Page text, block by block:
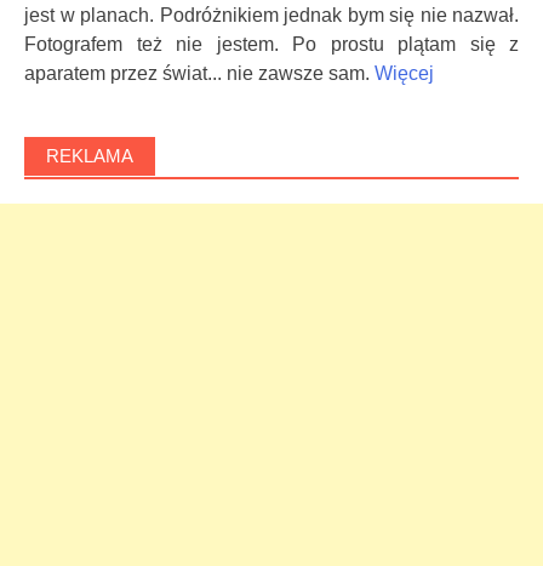
jest w planach. Podróżnikiem jednak bym się nie nazwał.
Fotografem też nie jestem. Po prostu plątam się z
aparatem przez świat... nie zawsze sam. Więcej
REKLAMA